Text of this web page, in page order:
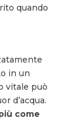
quando
in un
vitale può
d’acqua.
come